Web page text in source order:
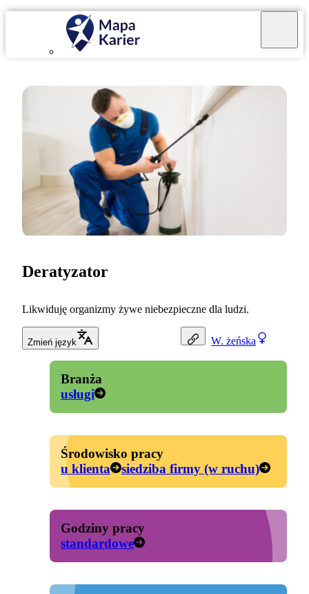
W. żeńska
Deratyzator
Likwiduję organizmy żywe niebezpieczne dla ludzi.
Zmień język
Branża
usługi
Środowisko pracy
u klienta
siedziba firmy (w ruchu)
Godziny pracy
standardowe